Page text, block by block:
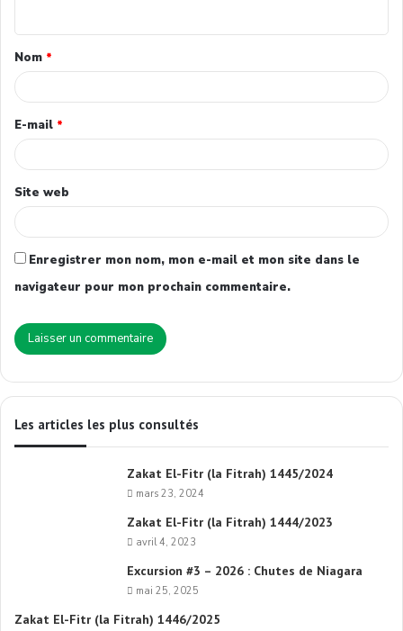
Nom *
E-mail *
Site web
Enregistrer mon nom, mon e-mail et mon site dans le
navigateur pour mon prochain commentaire.
Les articles les plus consultés
Zakat El-Fitr (la Fitrah) 1445/2024
mars 23, 2024
Zakat El-Fitr (la Fitrah) 1444/2023
avril 4, 2023
Excursion #3 – 2026 : Chutes de Niagara
mai 25, 2025
Zakat El-Fitr (la Fitrah) 1446/2025